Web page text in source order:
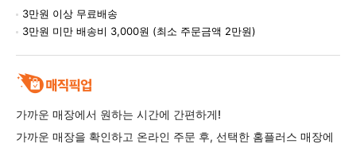
3만원 이상 무료배송
3만원 미만 배송비 3,000원 (최소 주문금액 2만원)
가까운 매장에서 원하는 시간에 간편하게!
가까운 매장을 확인하고 온라인 주문 후, 선택한 홈플러스 매장에